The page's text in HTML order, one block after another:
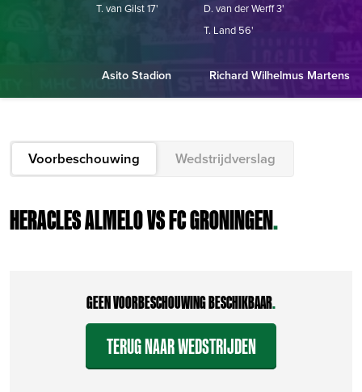
T. van Gilst 17'
D. van der Werff 3'
T. Land 56'
Asito Stadion Richard Wilhelmus Martens
Voorbeschouwing Wedstrijdverslag
HERACLES ALMELO VS FC GRONINGEN.
GEEN VOORBESCHOUWING BESCHIKBAAR.
TERUG NAAR WEDSTRIJDEN